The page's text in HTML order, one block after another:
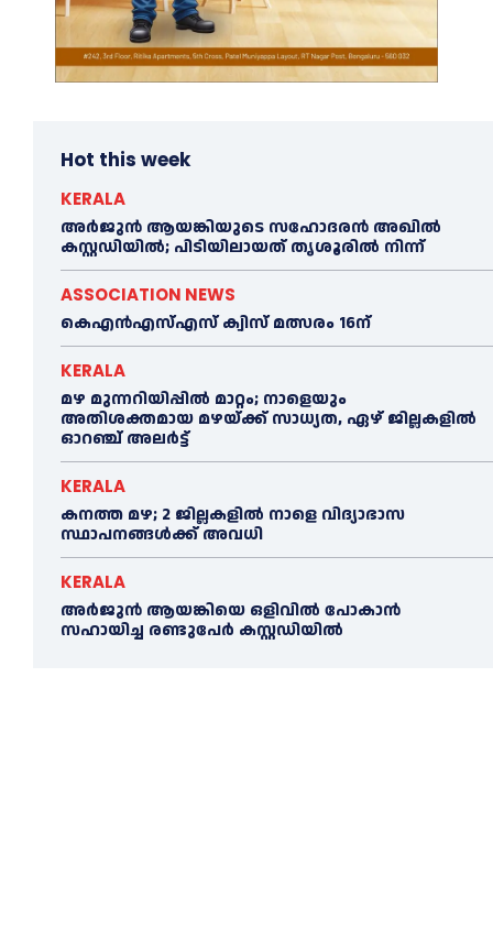
Hot this week
KERALA
അര്‍ജുന്‍ ആയങ്കിയുടെ സഹോദരന്‍ അഖില്‍
കസ്റ്റഡിയില്‍; പിടിയിലായത് തൃശൂരില്‍ നിന്ന്
ASSOCIATION NEWS
കെഎൻഎസ്എസ് ക്വിസ് മത്സരം 16ന്
KERALA
മഴ മുന്നറിയിപ്പിൽ മാറ്റം; നാളെയും
അതിശക്തമായ മഴയ്ക്ക് സാധ്യത, ഏഴ് ജില്ലകളിൽ
ഓറഞ്ച് അലർട്ട്
KERALA
കനത്ത മഴ; 2 ജില്ലകളില്‍ നാളെ വിദ്യാഭാസ
സ്ഥാപനങ്ങള്‍ക്ക് അവധി
KERALA
അര്‍ജുന്‍ ആയങ്കിയെ ഒളിവില്‍ പോകാന്‍
സഹായിച്ച രണ്ടുപേര്‍ കസ്റ്റഡിയില്‍